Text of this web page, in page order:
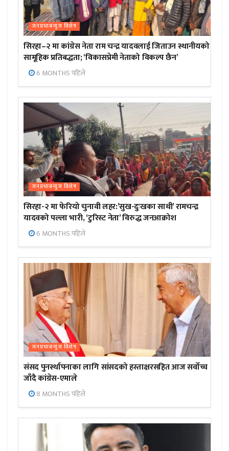
जनप्रभाबन्युज विशेष
सिरहा–२ मा कांग्रेस नेता राम चन्द्र यादवलाई जिताउन स्थानीयको
सामूहिक प्रतिबद्धता; ‘विकासप्रेमी नेताको विकल्प छैन’
6 MONTHS पहिले
जनप्रभाबन्युज विशेष
सिरहा-२ मा फेरियो चुनावी लहर:’सुख-दुःखका साथी’ रामचन्द्र
यादवको पल्ला भारी, ‘टुरिस्ट नेता’ विरुद्ध जनआक्रोश
6 MONTHS पहिले
जनप्रभाबन्युज विशेष
संसद पुनर्स्थापनाका लागि सांसदको हस्ताक्षरसहित आज सर्वोच्च
जाँदै कांग्रेस-एमाले
8 MONTHS पहिले